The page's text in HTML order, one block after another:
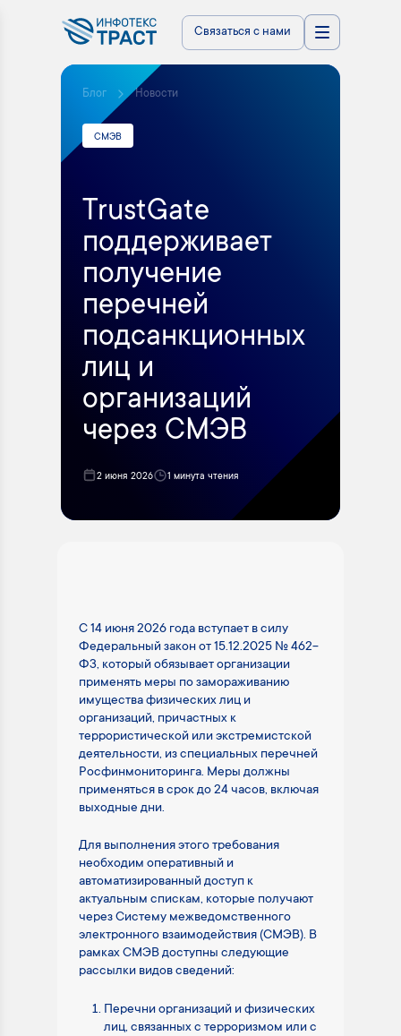
Связаться с нами
Блог Новости
СМЭВ
TrustGate
поддерживает
получение
перечней
подсанкционных
лиц и
организаций
через СМЭВ
2 июня 2026 1 минута чтения
С 14 июня 2026 года вступает в силу
Федеральный закон от 15.12.2025 № 462-
ФЗ, который обязывает организации
применять меры по замораживанию
имущества физических лиц и
организаций, причастных к
террористической или экстремистской
деятельности, из специальных перечней
Росфинмониторинга. Меры должны
применяться в срок до 24 часов, включая
выходные дни.
Для выполнения этого требования
необходим оперативный и
автоматизированный доступ к
актуальным спискам, которые получают
через Систему межведомственного
электронного взаимодействия (СМЭВ). В
рамках СМЭВ доступны следующие
рассылки видов сведений:
Перечни организаций и физических
лиц, связанных с терроризмом или с